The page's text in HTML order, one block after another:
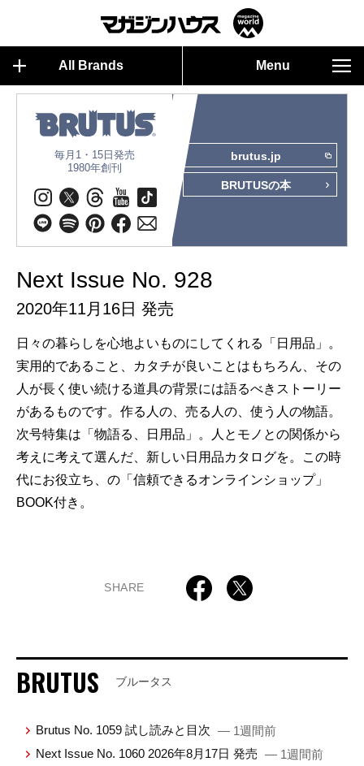
All Brands Menu
毎月1・15日発売
1980年創刊
brutus.jp
BRUTUSの本
Next Issue No. 928
2020年11月16日 発売
日々の暮らしを心地よいものにしてくれる「日用品」。
実用的であること、カタチが良いことはもちろん、その
人が長く使い続ける道具の背景には語るべきストーリー
があるものです。作る人の、売る人の、使う人の物語。
次号特集は「物語る、日用品」。人とモノとの関係から
考えに考えて選んだ、新しい日用品カタログを。この時
代にお役立ち、の「信頼できるオンラインショップ」
BOOK付き。
SHARE
BRUTUS ブルータス
Brutus No. 1059 試し読みと目次 — 1週間前
Next Issue No. 1060 2026年8月17日 発売 — 1週間前